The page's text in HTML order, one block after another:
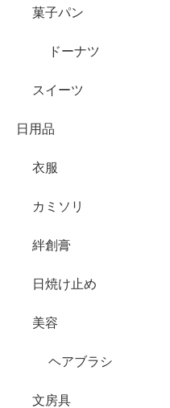
菓子パン
ドーナツ
スイーツ
日用品
衣服
カミソリ
絆創膏
日焼け止め
美容
ヘアブラシ
文房具